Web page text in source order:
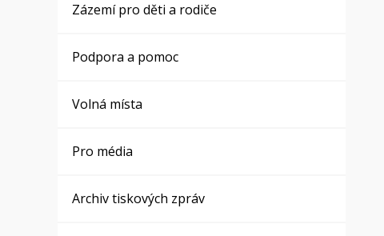
Zázemí pro děti a rodiče
Podpora a pomoc
Volná místa
Pro média
Archiv tiskových zpráv